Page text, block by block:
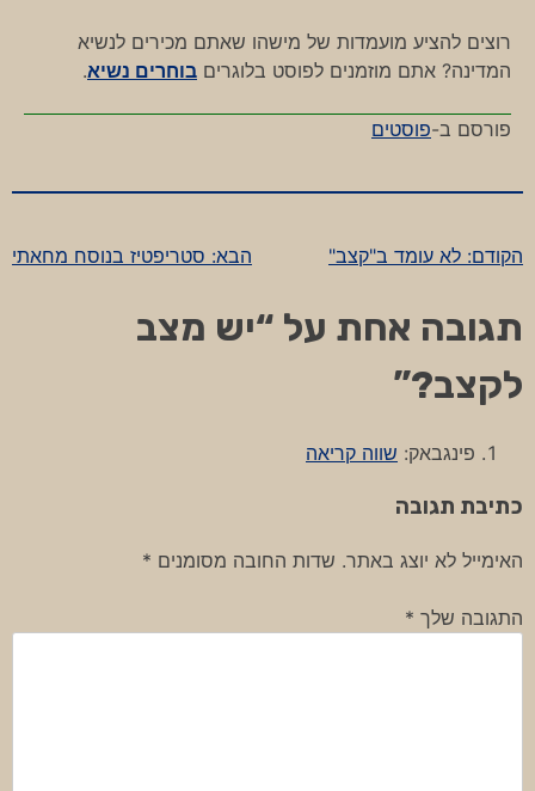
רוצים להציע מועמדות של מישהו שאתם מכירים לנשיא
המדינה? אתם מוזמנים לפוסט בלוגרים בוחרים נשיא.
פורסם ב-פוסטים
ניווט
הקודם: לא עומד ב"קצב" הבא: סטריפטיז בנוסח מחאתי
תגובה אחת על “יש מצב
לקצב?”
פינגבאק: שווה קריאה
כתיבת תגובה
האימייל לא יוצג באתר. שדות החובה מסומנים *
התגובה שלך *